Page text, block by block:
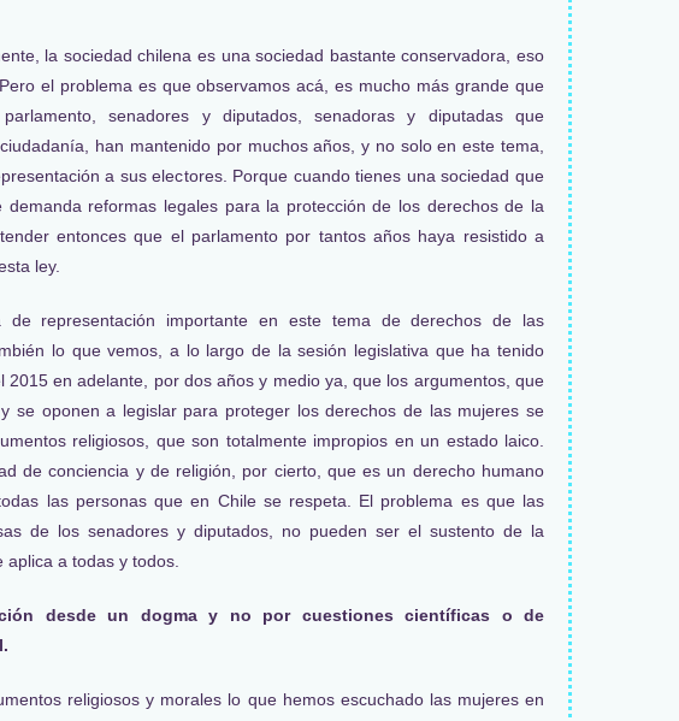
la sociedad chilena es una sociedad bastante conservadora, eso
el problema es que observamos acá, es mucho más grande que
senadores y diputados, senadoras y diputadas que
han mantenido por muchos años, y no solo en este tema,
a sus electores. Porque cuando tienes una sociedad que
demanda reformas legales para la protección de los derechos de la
entonces que el parlamento por tantos años haya resistido a
ley.
de representación importante en este tema de derechos de las
lo que vemos, a lo largo de la sesión legislativa que ha tenido
2015 en adelante, por dos años y medio ya, que los argumentos, que
se oponen a legislar para proteger los derechos de las mujeres se
religiosos, que son totalmente impropios en un estado laico.
de conciencia y de religión, por cierto, que es un derecho humano
las personas que en Chile se respeta. El problema es que las
de los senadores y diputados, no pueden ser el sustento de la
aplica a todas y todos.
desde un dogma y no por cuestiones científicas o de
religiosos y morales lo que hemos escuchado las mujeres en